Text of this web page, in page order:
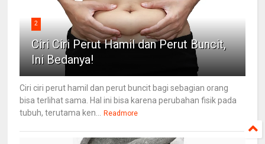
2
Ciri Ciri Perut Hamil dan Perut Buncit,
Ini Bedanya!
Ciri ciri perut hamil dan perut buncit bagi sebagian orang
bisa terlihat sama. Hal ini bisa karena perubahan fisik pada
tubuh, terutama ken... Readmore